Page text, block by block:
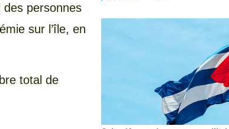
des personnes
sur l’île, en
total de